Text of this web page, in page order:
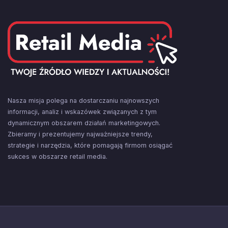
Nasza misja polega na dostarczaniu najnowszych
informacji, analiz i wskazówek związanych z tym
dynamicznym obszarem działań marketingowych.
Zbieramy i prezentujemy najważniejsze trendy,
strategie i narzędzia, które pomagają firmom osiągać
sukces w obszarze retail media.